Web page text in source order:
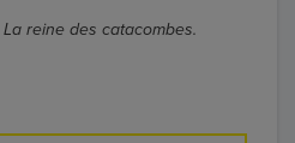
La reine des catacombes.